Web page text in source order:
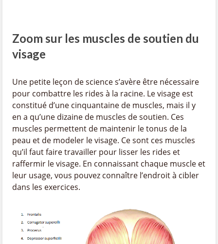
Zoom sur les muscles de soutien du
visage
Une petite leçon de science s’avère être nécessaire
pour combattre les rides à la racine. Le visage est
constitué d’une cinquantaine de muscles, mais il y
en a qu’une dizaine de muscles de soutien. Ces
muscles permettent de maintenir le tonus de la
peau et de modeler le visage. Ce sont ces muscles
qu’il faut faire travailler pour lisser les rides et
raffermir le visage. En connaissant chaque muscle et
leur usage, vous pouvez connaître l’endroit à cibler
dans les exercices.